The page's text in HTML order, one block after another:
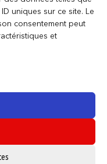
uniques sur ce site. Le
consentement peut
et